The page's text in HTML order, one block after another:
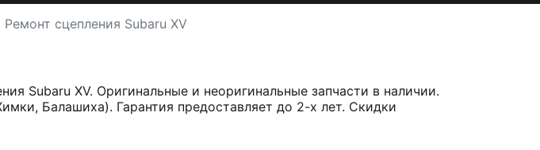
Ремонт сцепления Subaru XV
Subaru XV. Оригинальные и неоригинальные запчасти в наличии.
Балашиха). Гарантия предоставляет до 2-х лет. Скидки